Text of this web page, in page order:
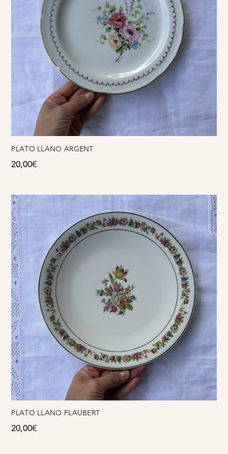
PLATO LLANO ARGENT
20,00€
PLATO LLANO FLAUBERT
20,00€